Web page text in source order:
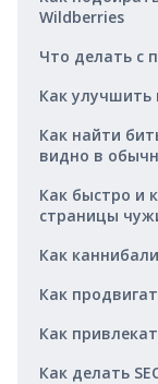
Wildberries
Что делать с
Как улучшить
Как найти
видно в
Как быстро и
страницы
Как
Как
Как
Как делать